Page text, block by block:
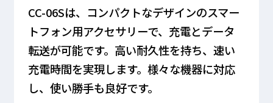
CC-06Sは、コンパクトなデザインのスマー
トフォン用アクセサリーで、充電とデータ
転送が可能です。高い耐久性を持ち、速い
充電時間を実現します。様々な機器に対応
し、使い勝手も良好です。